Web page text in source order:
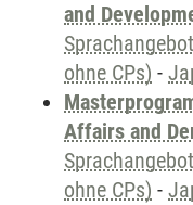
and
ohne CPs) -
Affairs and
ohne CPs) -